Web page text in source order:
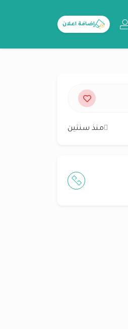
إضافة اعلان
منذ سنتين